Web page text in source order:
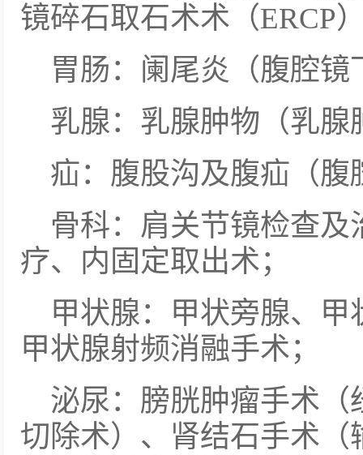
镜碎石取石术术（ERCP
胃肠：阑尾炎（腹腔
乳腺：乳腺肿物（乳腺
疝：腹股沟及腹疝（
骨科：肩关节镜检查
疗、内固定取出术；
甲状腺：甲状旁腺、
甲状腺射频消融手术；
泌尿：膀胱肿瘤手术
切除术）、肾结石手术